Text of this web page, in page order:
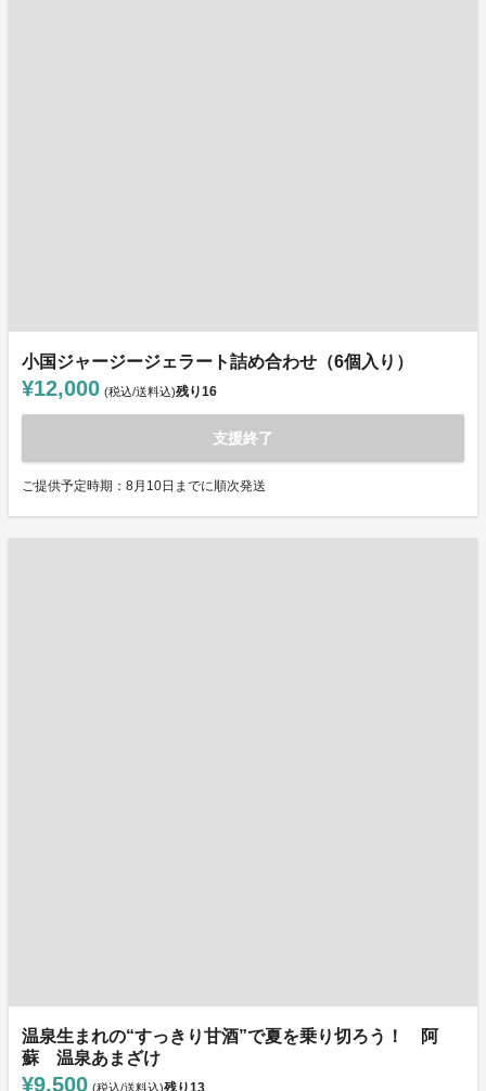
小国ジャージージェラート詰め合わせ（6個入り）
¥12,000 (税込/送料込)残り16
支援終了
ご提供予定時期：8月10日までに順次発送
温泉生まれの“すっきり甘酒”で夏を乗り切ろう！ 阿
蘇 温泉あまざけ
¥9,500 (税込/送料込)残り13